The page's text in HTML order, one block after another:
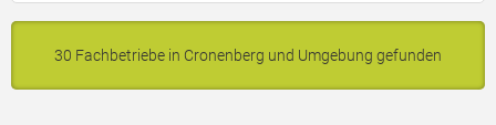
30 Fachbetriebe in Cronenberg und Umgebung gefunden